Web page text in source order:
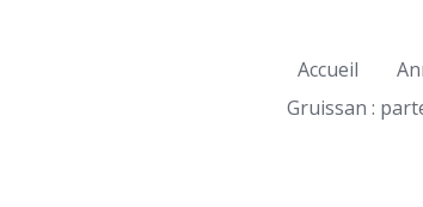
Accueil
Gruissan :